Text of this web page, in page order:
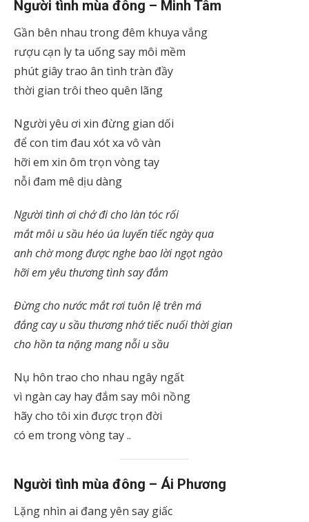
Người tình mùa đông – Minh Tâm
Gần bên nhau trong đêm khuya vắng
rượu cạn ly ta uống say môi mềm
phút giây trao ân tình tràn đầy
thời gian trôi theo quên lãng
Người yêu ơi xin đừng gian dối
để con tim đau xót xa vô vàn
hỡi em xin ôm trọn vòng tay
nỗi đam mê dịu dàng
Người tình ơi chớ đi cho làn tóc rối
mắt môi u sầu héo úa luyến tiếc ngày qua
anh chờ mong được nghe bao lời ngọt ngào
hỡi em yêu thương tình say đắm
Đừng cho nước mắt rơi tuôn lệ trên má
đắng cay u sầu thương nhớ tiếc nuối thời gian
cho hồn ta nặng mang nỗi u sầu
Nụ hôn trao cho nhau ngây ngất
vì ngàn cay hay đắm say môi nồng
hãy cho tôi xin được trọn đời
có em trong vòng tay ..
Người tình mùa đông – Ái Phương
Lặng nhìn ai đang yên say giấc